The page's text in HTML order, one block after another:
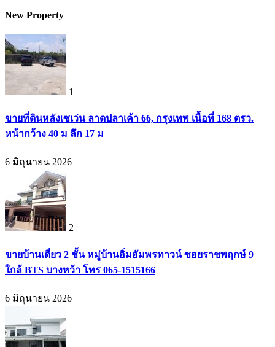
New Property
1
ขายที่ดินหลังเซเว่น ลาดปลาเค้า 66, กรุงเทพ เนื้อที่ 168 ตรว.
หน้ากว้าง 40 ม ลึก 17 ม
6 มิถุนายน 2026
2
ขายบ้านเดี่ยว 2 ชั้น หมู่บ้านอิ่มอัมพรทาวน์ ซอยราชพฤกษ์ 9
ใกล้ BTS บางหว้า โทร 065-1515166
6 มิถุนายน 2026